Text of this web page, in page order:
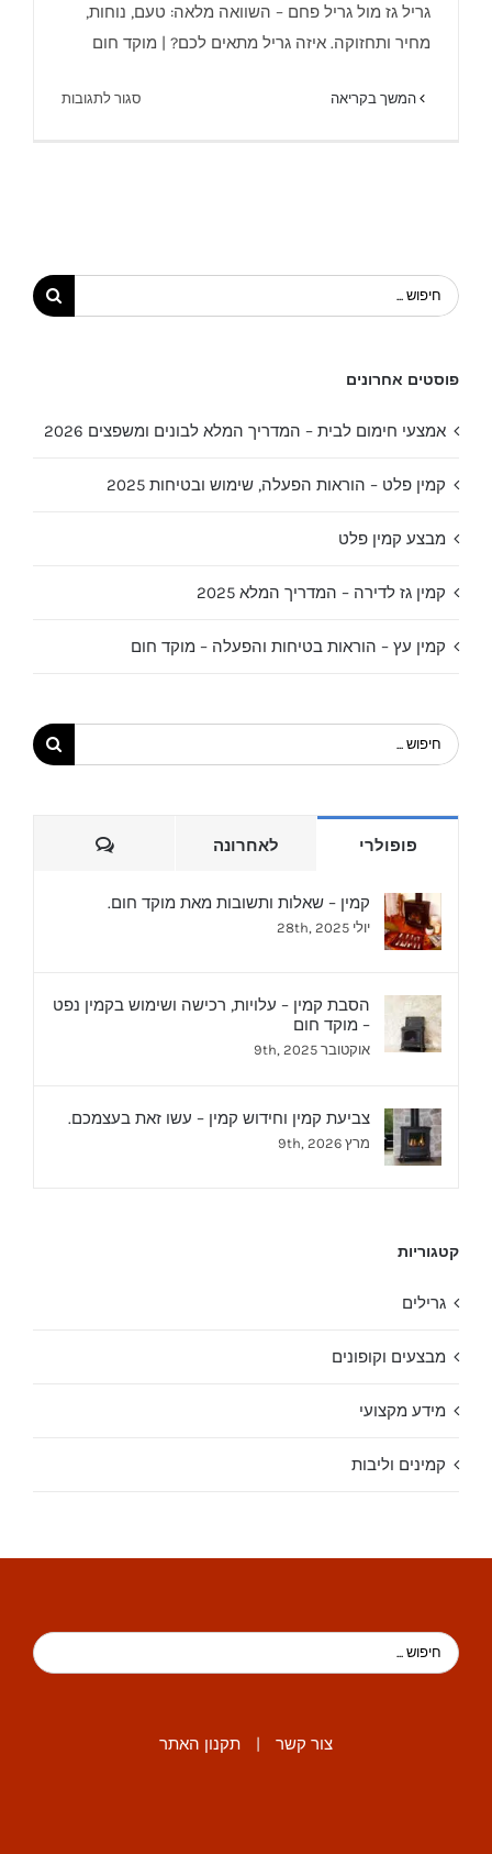
גריל גז מול גריל פחם – השוואה מלאה: טעם, נוחות,
מחיר ותחזוקה. איזה גריל מתאים לכם? | מוקד חום
המשך בקריאה סגור לתגובותעל
חום.
חיפוש...
פוסטים אחרונים
אמצעי חימום לבית – המדריך המלא לבונים ומשפצים 2026
קמין פלט – הוראות הפעלה, שימוש ובטיחות 2025
מבצע קמין פלט
קמין גז לדירה – המדריך המלא 2025
קמין עץ – הוראות בטיחות והפעלה – מוקד חום
חיפוש...
פופולרי לאחרונה הערות
קמין – שאלות ותשובות מאת מוקד חום.
יולי 28th, 2025
הסבת קמין – עלויות, רכישה ושימוש בקמין נפט
– מוקד חום
אוקטובר 9th, 2025
צביעת קמין וחידוש קמין – עשו זאת בעצמכם.
מרץ 9th, 2026
קטגוריות
גרילים
מבצעים וקופונים
מידע מקצועי
קמינים וליבות
צור קשר | תקנון האתר